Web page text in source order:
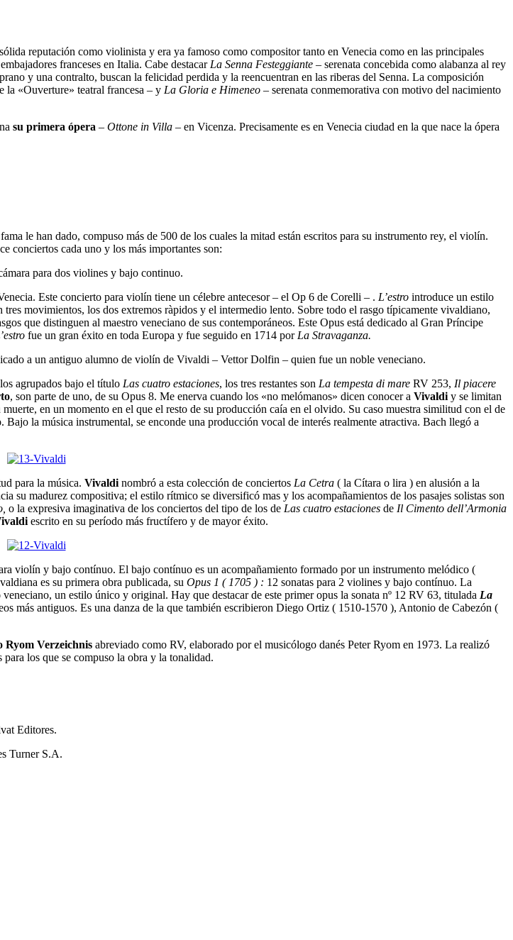
reputación como violinista y era ya famoso como compositor tanto en Venecia como en las principales
franceses en Italia. Cabe destacar La Senna Festeggiante – serenata concebida como alabanza al rey
y una contralto, buscan la felicidad perdida y la reencuentran en las riberas del Senna. La composición
la «Ouverture» teatral francesa – y La Gloria e Himeneo – serenata conmemorativa con motivo del nacimiento
su primera ópera – Ottone in Villa – en Vicenza. Precisamente es en Venecia ciudad en la que nace la ópera
le han dado, compuso más de 500 de los cuales la mitad están escritos para su instrumento rey, el violín.
conciertos cada uno y los más importantes son:
para dos violines y bajo continuo.
Este concierto para violín tiene un célebre antecesor – el Op 6 de Corelli – . L’estro introduce un estilo
movimientos, los dos extremos ràpidos y el intermedio lento. Sobre todo el rasgo típicamente vivaldiano,
que distinguen al maestro veneciano de sus contemporáneos. Este Opus está dedicado al Gran Príncipe
fue un gran éxito en toda Europa y fue seguido en 1714 por La Stravaganza.
a un antiguo alumno de violín de Vivaldi – Vettor Dolfin – quien fue un noble veneciano.
agrupados bajo el título Las cuatro estaciones, los tres restantes son La tempesta di mare RV 253, Il piacere
, son parte de uno, de su Opus 8. Me enerva cuando los «no melómanos» dicen conocer a Vivaldi y se limitan
en un momento en el que el resto de su producción caía en el olvido. Su caso muestra similitud con el de
la música instrumental, se enconde una producción vocal de interés realmente atractiva. Bach llegó a
para la música. Vivaldi nombró a esta colección de conciertos La Cetra ( la Cítara o lira ) en alusión a la
su madurez compositiva; el estilo rítmico se diversificó mas y los acompañamientos de los pasajes solistas son
o la expresiva imaginativa de los conciertos del tipo de los de Las cuatro estaciones de Il Cimento dell’Armonia
escrito en su período más fructífero y de mayor éxito.
violín y bajo contínuo. El bajo contínuo es un acompañamiento formado por un instrumento melódico (
es su primera obra publicada, su Opus 1 ( 1705 ) : 12 sonatas para 2 violines y bajo contínuo. La
un estilo único y original. Hay que destacar de este primer opus la sonata nº 12 RV 63, titulada La
más antiguos. Es una danza de la que también escribieron Diego Ortiz ( 1510-1570 ), Antonio de Cabezón (
Ryom Verzeichnis abreviado como RV, elaborado por el musicólogo danés Peter Ryom en 1973. La realizó
los que se compuso la obra y la tonalidad.
Editores.
Turner S.A.